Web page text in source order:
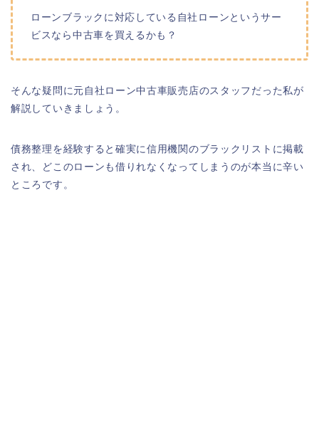
ローンブラックに対応している自社ローンというサー
ビスなら中古車を買えるかも？
そんな疑問に元自社ローン中古車販売店のスタッフだった私が
解説していきましょう。
債務整理を経験すると確実に信用機関のブラックリストに掲載
され、どこのローンも借りれなくなってしまうのが本当に辛い
ところです。